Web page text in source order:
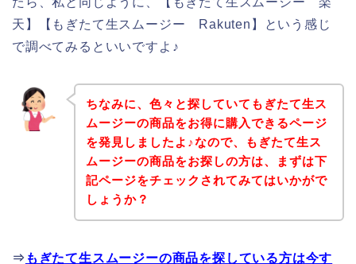
天】【もぎたて生スムージー Rakuten】という感じ
で調べてみるといいですよ♪
ちなみに、色々と探していてもぎたて生ス
ムージーの商品をお得に購入できるページ
を発見しましたよ♪なので、もぎたて生ス
ムージーの商品をお探しの方は、まずは下
記ページをチェックされてみてはいかがで
しょうか？
⇒ もぎたて生スムージーの商品を探している方は今す